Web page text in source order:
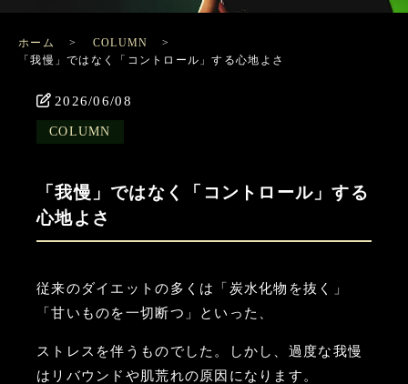
ホーム
COLUMN
「我慢」ではなく「コントロール」する心地よさ
2026/06/08
COLUMN
「我慢」ではなく「コントロール」する
心地よさ
従来のダイエットの多くは「炭水化物を抜く」
「甘いものを一切断つ」といった、
ストレスを伴うものでした。しかし、過度な我慢
はリバウンドや肌荒れの原因になります。